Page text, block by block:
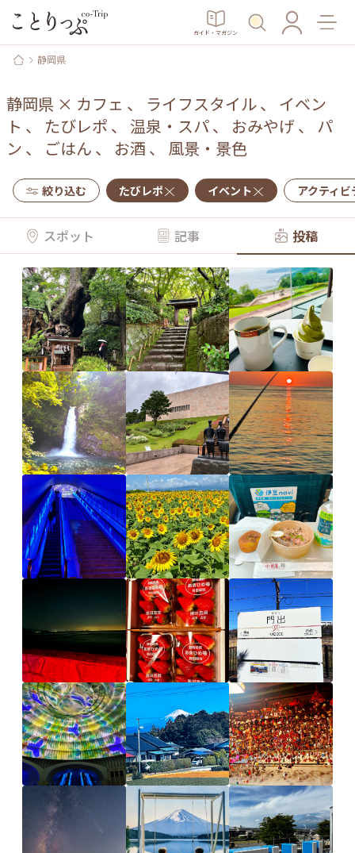
ガイド・マガジン
静岡県
静岡県 × カフェ 、 ライフスタイル、 イベン
ト 、 たびレポ 、 温泉・スパ、 おみやげ 、 パ
ン 、 ごはん 、 お酒 、 風景・景色
絞り込む たびレポ イベント アクティ
スポット 記事 投稿